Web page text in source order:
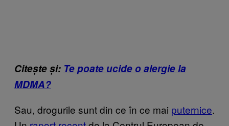
Citește și: Te poate ucide o alergie la
MDMA?
Sau, drogurile sunt din ce în ce mai puternice.